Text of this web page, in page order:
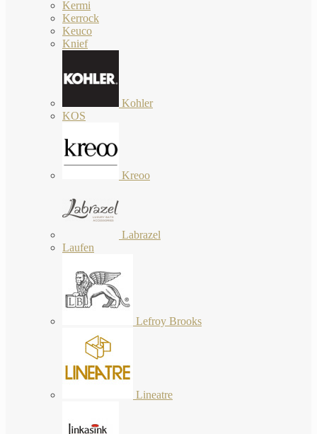
Kermi
Kerrock
Keuco
Knief
Kohler
KOS
Kreoo
Labrazel
Laufen
Lefroy Brooks
Lineatre